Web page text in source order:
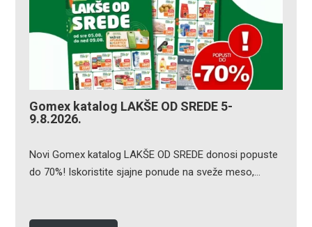
Gomex katalog LAKŠE OD SREDE 5-
9.8.2026.
Novi Gomex katalog LAKŠE OD SREDE donosi popuste
do 70%! Iskoristite sjajne ponude na sveže meso,…